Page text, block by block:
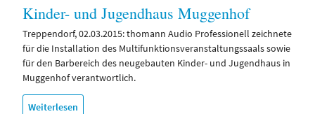
Kinder- und Jugendhaus Muggenhof
Treppendorf, 02.03.2015: thomann Audio Professionell zeichnete
für die Installation des Multifunktionsveranstaltungssaals sowie
für den Barbereich des neugebauten Kinder- und Jugendhaus in
Muggenhof verantwortlich.
Weiterlesen